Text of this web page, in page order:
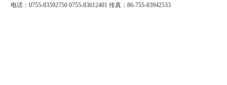
电话：0755-83592750 0755-83612401 传真：86-755-83942533